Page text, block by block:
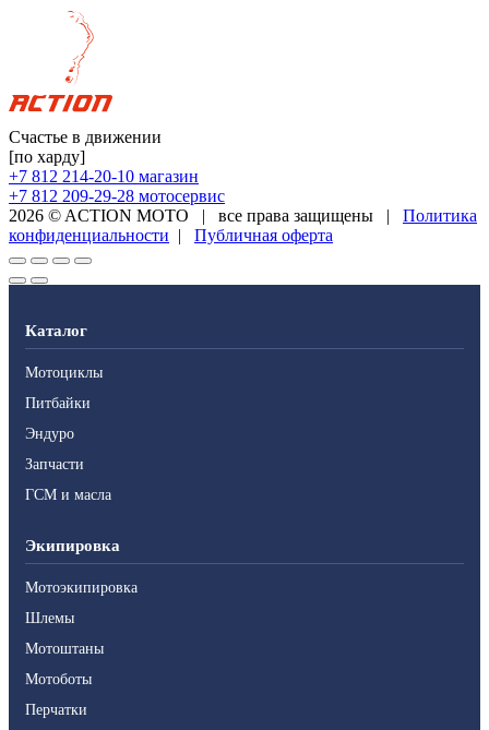
Счастье в движении
[по харду]
+7 812 214-20-10 магазин
+7 812 209-29-28 мотосервис
2026 © ACTION MOTO | все права защищены |
Политика
конфиденциальности | Публичная оферта
Каталог
Мотоциклы
Питбайки
Эндуро
Запчасти
ГСМ и масла
Экипировка
Мотоэкипировка
Шлемы
Мотоштаны
Мотоботы
Перчатки